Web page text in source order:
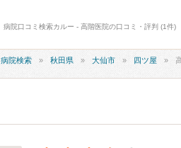
病院口コミ検索カルー - 高階医院の口コミ・評判 (1件)
病院検索 秋田県 大仙市 四ツ屋